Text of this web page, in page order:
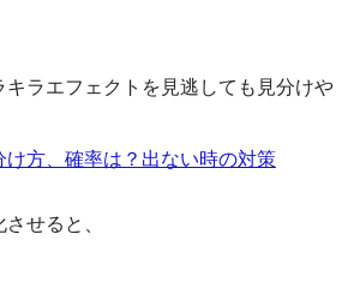
キラエフェクトを見逃しても見分けや
方、確率は？出ない時の対策
せると、